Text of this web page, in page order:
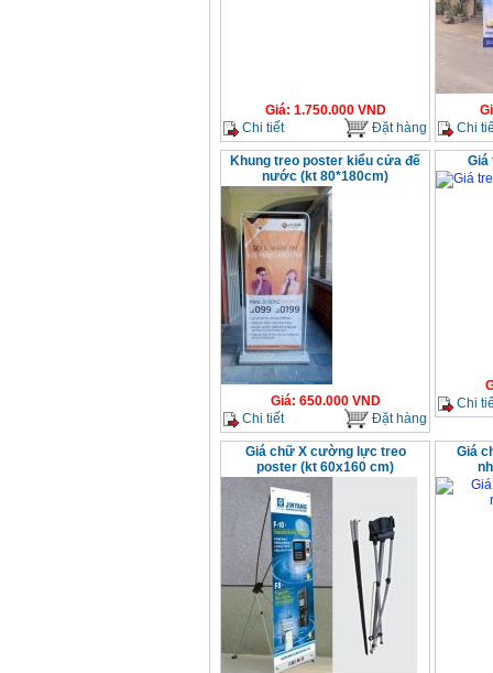
Giá: 1.750.000VND
Chi tiết
Đặt hàng
Chi
Khung treo poster kiểu cửa đế
nước (kt 80*180cm)
Giá: 650.000VND
Chi tiết
Đặt hàng
Giá
Chi
Giá chữ X cường lực treo
poster (kt 60x160 cm)
Giá